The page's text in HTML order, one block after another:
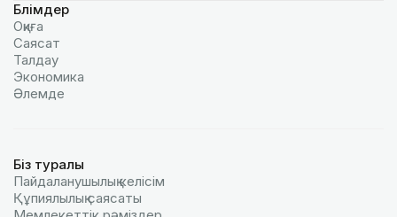
Бөлімдер
Оқиға
Саясат
Талдау
Экономика
Әлемде
Біз туралы
Пайдаланушылық келiciм
Құпиялылық саясаты